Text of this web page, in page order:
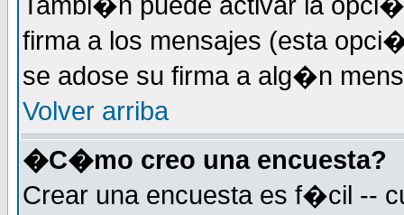
firma a los mensajes (esta
se adose su firma a alg�n
Volver arriba
�C�mo creo una encuesta?
Crear una encuesta es f�cil --